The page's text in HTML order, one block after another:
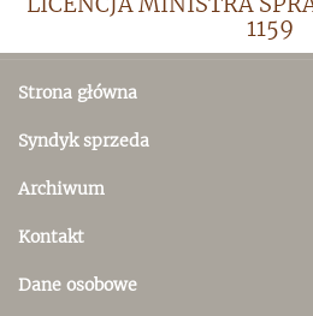
1159
Strona główna
Syndyk sprzeda
Archiwum
Kontakt
Dane osobowe